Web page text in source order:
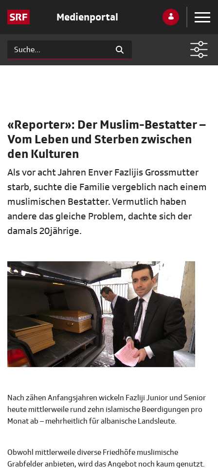
Medienportal
«Reporter»: Der Muslim-Bestatter –
Vom Leben und Sterben zwischen
den Kulturen
Als vor acht Jahren Enver Fazlijis Grossmutter
starb, suchte die Familie vergeblich nach einem
muslimischen Bestatter. Vermutlich haben
andere das gleiche Problem, dachte sich der
damals 20jährige.
Nach zähen Anfangsjahren wickeln Fazliji Junior und Senior
heute mittlerweile rund zehn islamische Beerdigungen pro
Monat ab – mehrheitlich für albanische Landsleute.
Obwohl mittlerweile diverse Friedhöfe muslimische
Grabfelder anbieten, wird das Angebot noch kaum genutzt.